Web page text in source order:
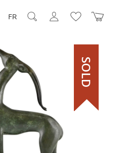
FR
SOLD